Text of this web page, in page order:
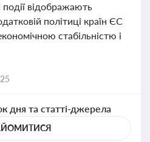
відображають
політиці країн ЄС
стабільністю і
дня та статті-джерела